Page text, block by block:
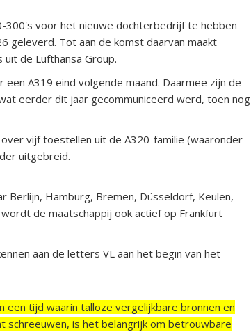
300's voor het nieuwe dochterbedrijf te hebben
geleverd. Tot aan de komst daarvan maakt
de Lufthansa Group.
A319 eind volgende maand. Daarmee zijn de
eerder dit jaar gecommuniceerd werd, toen nog
vijf toestellen uit de A320-familie (waaronder
uitgebreid.
Berlijn, Hamburg, Bremen, Düsseldorf, Keulen,
de maatschappij ook actief op Frankfurt
aan de letters VL aan het begin van het
een tijd waarin talloze vergelijkbare bronnen en
schreeuwen, is het belangrijk om betrouwbare